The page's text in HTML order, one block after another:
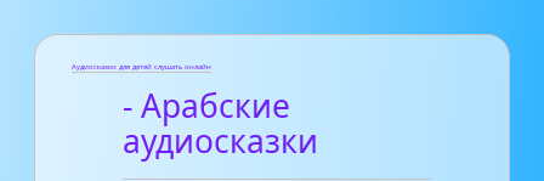
Аудиосказки для детей слушать онлайн
- Арабские
аудиосказки